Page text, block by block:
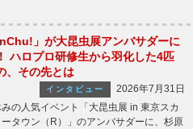
」が大昆虫展アンバサダーに
ハロプロ研修生から羽化した4匹
、その先とは
インタビュー
2026年7月31日
の人気イベント「大昆虫展 in 東京スカ
ータウン（R）」のアンバサダーに、杉原